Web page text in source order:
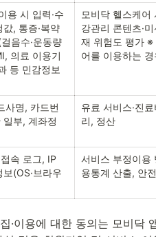
용 시 입력·수
, 통증·복약
음수·운동량
의료 이용기
등 민감정보
모비닥 헬스케어
강관리 콘텐츠·
재 위험도 평가 ※
어를 이용하는
사명, 카드번
부, 계좌정
유료 서비스·진
리, 정산
속 로그, IP
(OS·브라우
서비스 부정이용
용통계 산출, 안
·이용에 대한 동의는 모비닥